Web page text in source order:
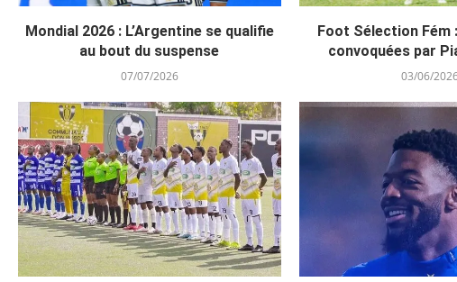
Mondial 2026 : L’Argentine se qualifie
au bout du suspense
07/07/2026
Foot Sélection Fém
convoquées par
03/06/